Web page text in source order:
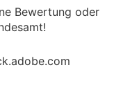
Bewertung oder